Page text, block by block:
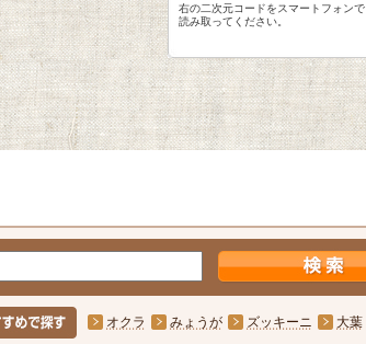
右の二次元コードをスマートフォンで
読み取ってください。
オクラ みょうが ズッキーニ 大葉